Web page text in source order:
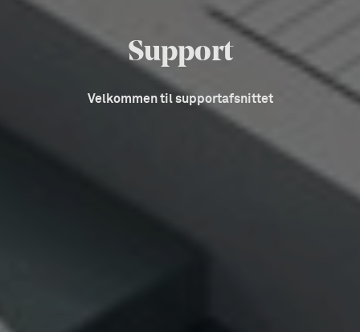
Support
Velkommen til supportafsnittet